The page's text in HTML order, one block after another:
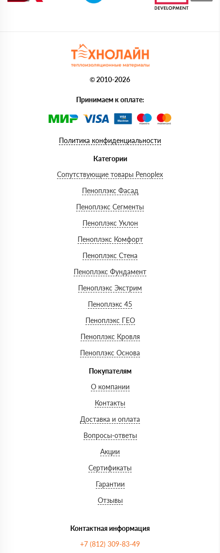
© 2010-2026
Принимаем к оплате:
Политика конфиденциальности
Категории
Сопутствующие товары Penoplex
Пеноплэкс Фасад
Пеноплэкс Сегменты
Пеноплэкс Уклон
Пеноплэкс Комфорт
Пеноплэкс Стена
Пеноплэкс Фундамент
Пеноплэкс Экстрим
Пеноплэкс 45
Пеноплэкс ГЕО
Пеноплэкс Кровля
Пеноплэкс Основа
Покупателям
О компании
Контакты
Доставка и оплата
Вопросы-ответы
Акции
Сертификаты
Гарантии
Отзывы
Контактная информация
+7 (812) 309-83-49